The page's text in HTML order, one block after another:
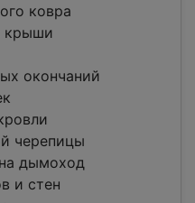
ковра
крыши
окончаний
черепицы
дымоход
и стен